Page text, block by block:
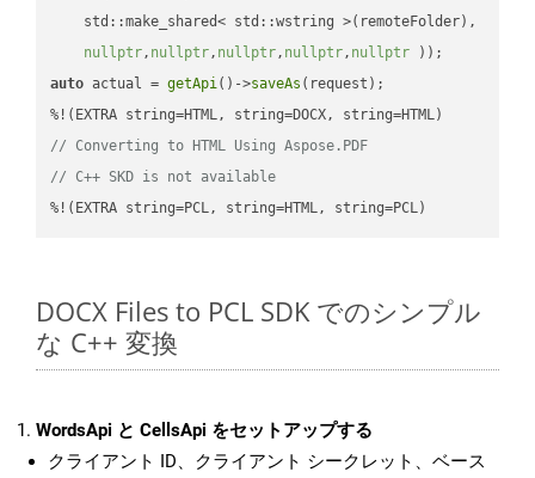
    std::make_shared< std::wstring >(remoteFolder),
nullptr, nullptr, nullptr, nullptr, nullptr ))
auto actual = getApi()->saveAs (request);
// Converting to HTML Using Aspose.PDF
// C++ SKD is not available
%!(EXTRA string=PCL, string=HTML, string=PCL)
DOCX Files to PCL SDK でのシンプル
な C++ 変換
WordsApi と CellsApi をセットアップする
クライアント ID、クライアント シークレット、ベース